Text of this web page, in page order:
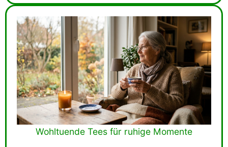
Wohltuende Tees für ruhige Momente